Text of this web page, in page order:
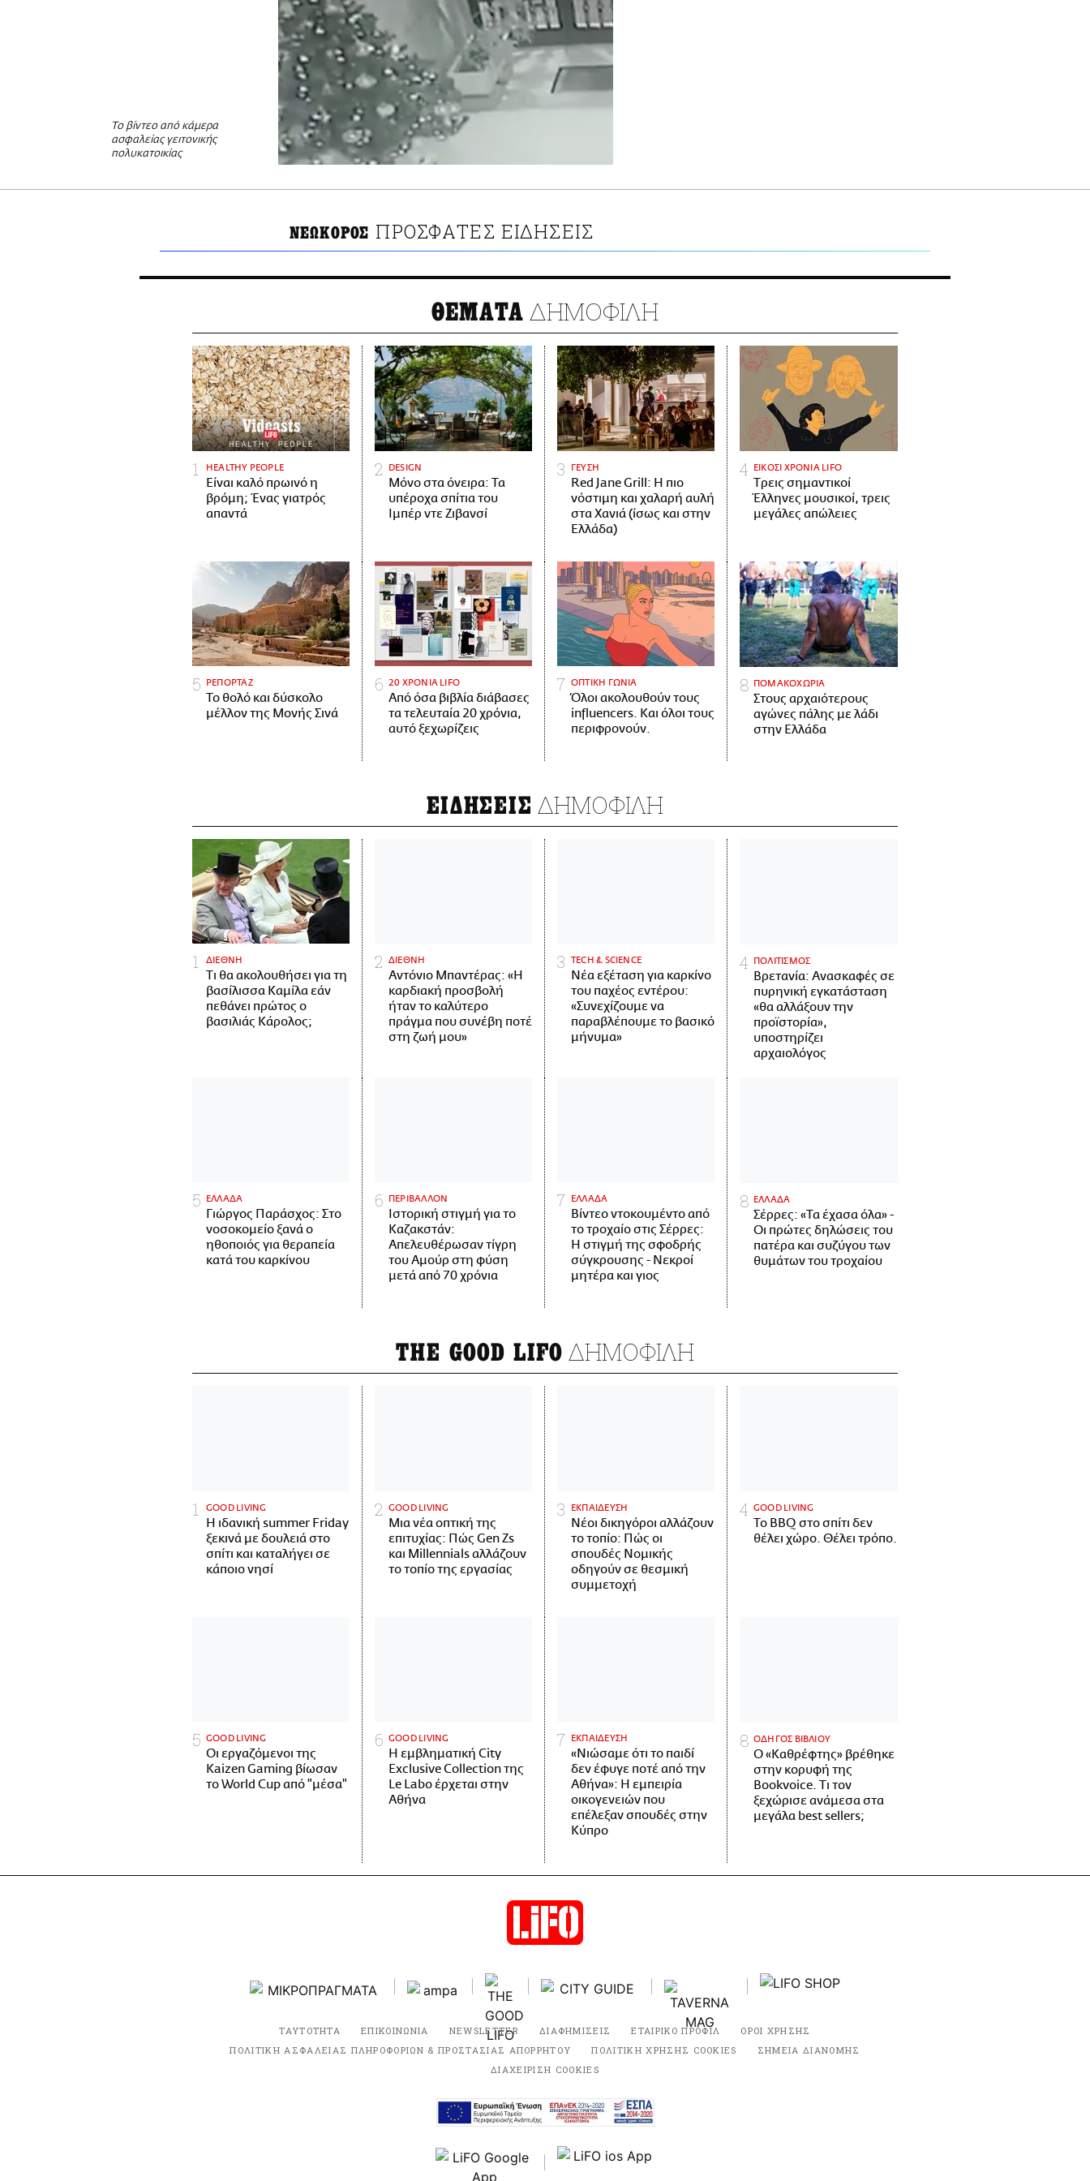
Το βίντεο από κάμερα
ασφαλείας γειτονικής
πολυκατοικίας
ΝΕΩΚΟΡΟΣ ΠΡΟΣΦΑΤΕΣ ΕΙΔΗΣΕΙΣ
ΘΕΜΑΤΑ ΔΗΜΟΦΙΛΗ
HEALTHY PEOPLE
Είναι καλό πρωινό η
βρόμη; Ένας γιατρός
απαντά
DESIGN
Μόνο στα όνειρα: Τα
υπέροχα σπίτια του
Ιμπέρ ντε Ζιβανσί
ΓΕΥΣΗ
Red Jane Grill: Η πιο
νόστιμη και χαλαρή αυλή
στα Χανιά (ίσως και στην
Ελλάδα)
ΕΙΚΟΣΙ ΧΡΟΝΙΑ LIFO
Tρεις σημαντικοί
Έλληνες μουσικοί, τρεις
μεγάλες απώλειες
ΡΕΠΟΡΤΑΖ
Το θολό και δύσκολο
μέλλον της Μονής Σινά
20 ΧΡΟΝΙΑ LIFO
Από όσα βιβλία διάβασες
τα τελευταία 20 χρόνια,
αυτό ξεχωρίζεις
ΟΠΤΙΚΗ ΓΩΝΙΑ
Όλοι ακολουθούν τους
influencers. Και όλοι τους
περιφρονούν.
ΠΟΜΑΚΟΧΩΡΙΑ
Στους αρχαιότερους
αγώνες πάλης με λάδι
στην Ελλάδα
ΕΙΔΗΣΕΙΣ ΔΗΜΟΦΙΛΗ
ΔΙΕΘΝΗ
Τι θα ακολουθήσει για τη
βασίλισσα Καμίλα εάν
πεθάνει πρώτος ο
βασιλιάς Κάρολος;
ΔΙΕΘΝΗ
Αντόνιο Μπαντέρας: «Η
καρδιακή προσβολή
ήταν το καλύτερο
πράγμα που συνέβη ποτέ
στη ζωή μου»
ΤECH & SCIENCE
Νέα εξέταση για καρκίνο
του παχέος εντέρου:
«Συνεχίζουμε να
παραβλέπουμε το βασικό
μήνυμα»
ΠΟΛΙΤΙΣΜΟΣ
Βρετανία: Ανασκαφές σε
πυρηνική εγκατάσταση
«θα αλλάξουν την
προϊστορία»,
υποστηρίζει
αρχαιολόγος
ΕΛΛΑΔΑ
Γιώργος Παράσχος: Στο
νοσοκομείο ξανά ο
ηθοποιός για θεραπεία
κατά του καρκίνου
ΠΕΡΙΒΑΛΛΟΝ
Ιστορική στιγμή για το
Καζακστάν:
Απελευθέρωσαν τίγρη
του Αμούρ στη φύση
μετά από 70 χρόνια
ΕΛΛΑΔΑ
Βίντεο ντοκουμέντο από
το τροχαίο στις Σέρρες:
Η στιγμή της σφοδρής
σύγκρουσης - Νεκροί
μητέρα και γιος
ΕΛΛΑΔΑ
Σέρρες: «Τα έχασα όλα» -
Οι πρώτες δηλώσεις του
πατέρα και συζύγου των
θυμάτων του τροχαίου
THE GOOD LIFO ΔΗΜΟΦΙΛΗ
GOOD LIVING
Η ιδανική summer Friday
ξεκινά με δουλειά στο
σπίτι και καταλήγει σε
κάποιο νησί
GOOD LIVING
Μια νέα οπτική της
επιτυχίας: Πώς Gen Zs
και Millennials αλλάζουν
το τοπίο της εργασίας
ΕΚΠΑΙΔΕΥΣΗ
Νέοι δικηγόροι αλλάζουν
το τοπίο: Πώς οι
σπουδές Νομικής
οδηγούν σε θεσμική
συμμετοχή
GOOD LIVING
Το BBQ στο σπίτι δεν
θέλει χώρο. Θέλει τρόπο.
GOOD LIVING
Οι εργαζόμενοι της
Kaizen Gaming βίωσαν
το World Cup από "μέσα"
GOOD LIVING
Η εμβληματική City
Exclusive Collection της
Le Labo έρχεται στην
Αθήνα
ΕΚΠΑΙΔΕΥΣΗ
«Νιώσαμε ότι το παιδί
δεν έφυγε ποτέ από την
Αθήνα»: Η εμπειρία
οικογενειών που
επέλεξαν σπουδές στην
Κύπρο
ΟΔΗΓΟΣ ΒΙΒΛΙΟΥ
Ο «Καθρέφτης» βρέθηκε
στην κορυφή της
Bookvoice. Τι τον
ξεχώρισε ανάμεσα στα
μεγάλα best sellers;
ΤΑΥΤΟΤΗΤΑ ΕΠΙΚΟΙΝΩΝΙΑ NEWSLETTER ΔΙΑΦΗΜΙΣΕΙΣ ΕΤΑΙΡΙΚΟ ΠΡΟΦΙΛ
ΟΡΟΙ ΧΡΗΣΗΣ
ΠΟΛΙΤΙΚΗ ΑΣΦΑΛΕΙΑΣ ΠΛΗΡΟΦΟΡΙΩΝ & ΠΡΟΣΤΑΣΙΑΣ ΑΠΟΡΡΗΤΟΥ
ΠΟΛΙΤΙΚΗ ΧΡΗΣΗΣ COOKIES
ΣΗΜΕΙΑ ΔΙΑΝΟΜΗΣ
ΔΙΑΧΕΙΡΙΣΗ COOKIES